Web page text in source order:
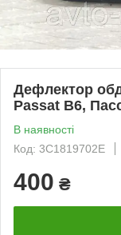
Дефлектор
Passat B6,
В наявності
Код: 3C1819702E
400 ₴